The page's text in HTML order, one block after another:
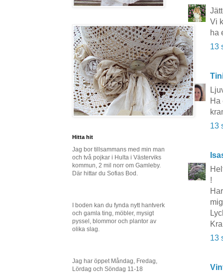
Vi
ha
13
Ha
13
!
13
Hitta hit
Jag bor tillsammans med min man
och två pojkar i Hulta i Västerviks
kommun, 2 mil norr om Gamleby.
Där hittar du Sofias Bod.
I boden kan du fynda nytt hantverk
och gamla ting, möbler, mysigt
pyssel, blommor och plantor av
olika slag.
Jag har öppet Måndag, Fredag,
Lördag och Söndag 11-18